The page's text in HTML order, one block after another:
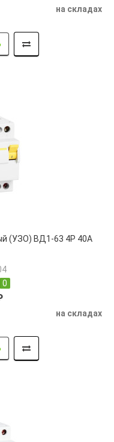
на складах
(УЗО) ВД1-63 4Р 40А
0
на складах